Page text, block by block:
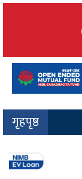
गृहपृष्ठ